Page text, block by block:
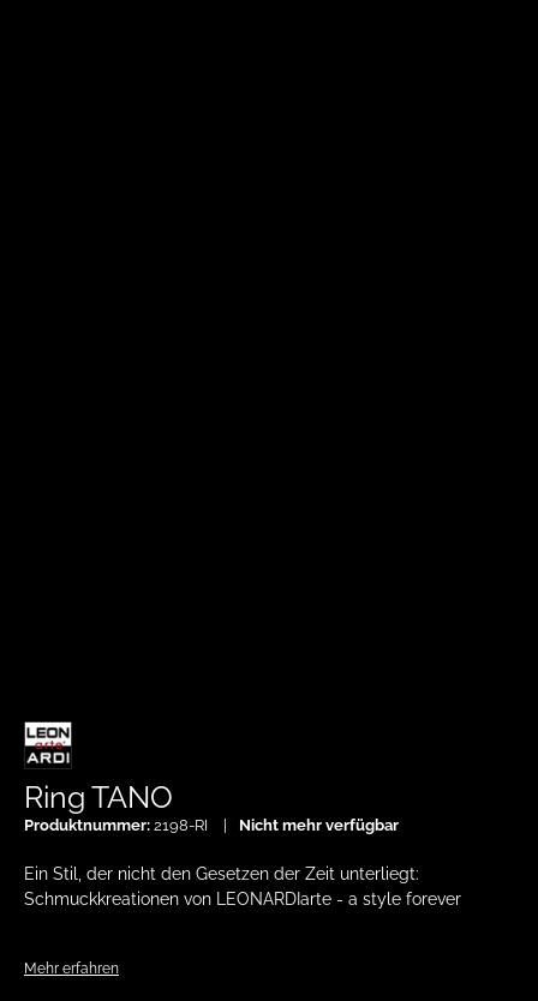
Ein Stil, der nicht den Gesetzen der Zeit unterliegt:
Schmuckkreationen von LEONARDIarte - a style forever
Mehr erfahren
Ring TANO
Produktnummer: 2198-RI Nicht mehr verfügbar